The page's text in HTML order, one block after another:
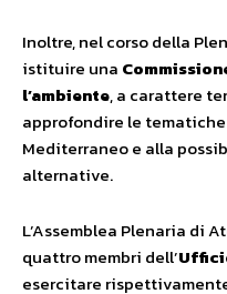
Inoltre, nel corso della
istituire una
l’ambiente, a carattere
approfondire le
Mediterraneo e alla
alternative.
L’Assemblea Plenaria di
quattro membri dell’
esercitare